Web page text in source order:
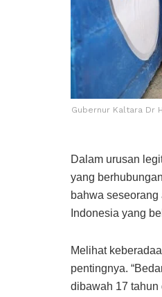
Gubernur Kaltara Dr
Dalam urusan
yang
bahwa
Indonesia yang
Melihat
pentingnya.
dibawah 17 tahun